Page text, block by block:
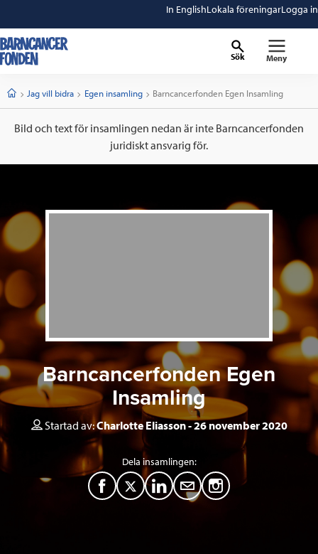
In EnglishLokala föreningarLogga in
Sök Meny
StartJag vill bidra Egen insamling Current:
Barncancerfonden Egen Insamling
Bild och text för insamlingen nedan är inte Barncancerfonden
juridiskt ansvarig för.
Barncancerfonden Egen
Insamling
Startad av:Charlotte Eliasson 26 november 2020
Dela insamlingen:
F
T
L
M